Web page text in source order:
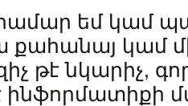
համար եմ կամ
քահանայ կամ
թէ նկարիչ,